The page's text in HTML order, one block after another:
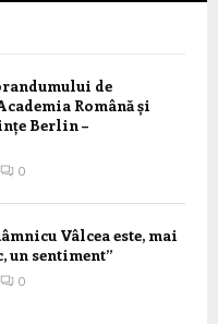
de
Română și
Berlin –
0
Vâlcea este, mai
un sentiment”
0